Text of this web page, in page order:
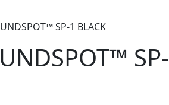
SP-1 BLACK
SP-